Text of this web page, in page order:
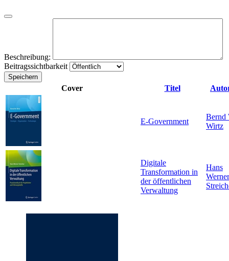
Beschreibung:
Beitragssichtbarkeit
Speichern
Cover Titel
E-Government
Bernd
Wirtz
Digitale
Transformation in
der öffentlichen
Verwaltung
Hans
Werner